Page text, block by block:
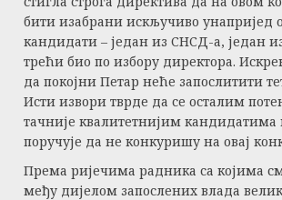
бити изабрани искључиво унапријед
кандидати – један из СНСД-а, један
трећи био по избору директора.
да покојни Петар неће запослитити
Исти извори тврде да се осталим
тачније квалитетнијим кандидатима
поручује да не конкуришу на овај
Према ријечима радника са којима
међу дијелом запослених влада